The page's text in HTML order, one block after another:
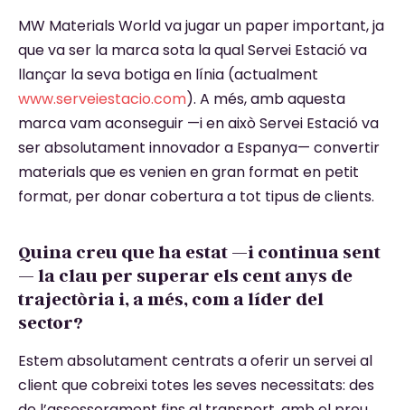
MW Materials World va jugar un paper important, ja
que va ser la marca sota la qual Servei Estació va
llançar la seva botiga en línia (actualment
www.serveiestacio.com). A més, amb aquesta
marca vam aconseguir —i en això Servei Estació va
ser absolutament innovador a Espanya— convertir
materials que es venien en gran format en petit
format, per donar cobertura a tot tipus de clients.
Quina creu que ha estat —i continua sent
— la clau per superar els cent anys de
trajectòria i, a més, com a líder del
sector?
Estem absolutament centrats a oferir un servei al
client que cobreixi totes les seves necessitats: des